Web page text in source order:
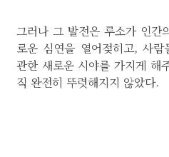
그러나 그 발전은 루소가 인간
로운 심연을 열어젖히고, 사람
관한 새로운 시야를 가지게 해
직 완전히 뚜렷해지지 않았다.